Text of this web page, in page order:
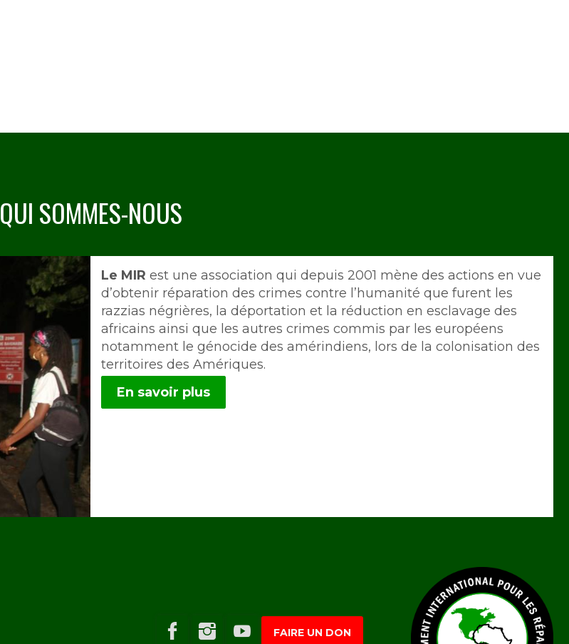
QUI SOMMES-NOUS
Intro
Le MIR est une association qui depuis 2001 mène des actions en vue
d’obtenir réparation des crimes contre l’humanité que furent les
razzias négrières, la déportation et la réduction en esclavage des
africains ainsi que les autres crimes commis par les européens
notamment le génocide des amérindiens, lors de la colonisation des
territoires des Amériques.
En savoir plus
FAIRE UN DON